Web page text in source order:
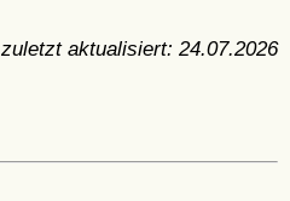
zuletzt aktualisiert: 24.07.2026